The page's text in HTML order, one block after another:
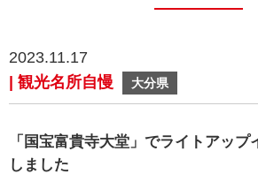
2023.11.17
| 観光名所自慢
大分県
「国宝富貴寺大堂」でライトアッ
しました